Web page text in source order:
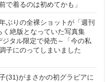
で着るのは初めてかも」
ぶりの全裸ショットが「週刊
く絶版となっていた写真集
ジタル限定で発売～「今の私
子にのってしまいました
(31)がまさかの初グラビアに